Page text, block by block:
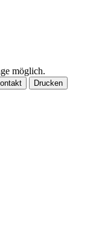
möglich.
Drucken